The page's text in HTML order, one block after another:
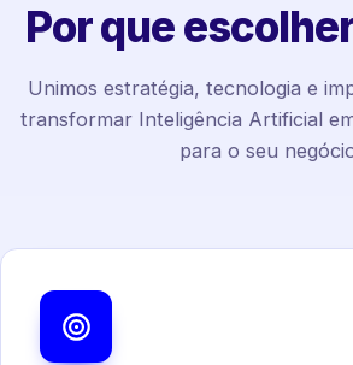
Por que
Unimos estratégia, tecnologia e
transformar Inteligência Artificial
para o seu